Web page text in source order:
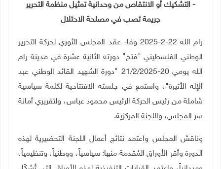
- التشكيك أو الانتقاص من وحدانية تمثيل منظمة التحرير
جريمة تصب في مصلحة الاحتلال
رام الله 22-2-2025 وفا- عقد المجلس الثوري لحركة التحرير
الوطني الفلسطيني "فتح" دورته الثانية عشرة في مدينة رام
الله يومي 20-21/2/2025 "دورة الشهيد القائد الوطني عبد
الإله الأتيرة"، واستمع في جلسته الافتتاحية لكلمة سياسية
شاملة من رئيس الحركة الرئيس محمود عباس، ولتقريري أمانة
سر المجلس، واللجنة المركزية.
وناقش المجلس واعتمد نتائج أعمال اللجنة التحضيرية لهذه
الدورة وأقر الأوراق المُقدمة منها: سياسياً، ووطنياً، وتنظيمياً،